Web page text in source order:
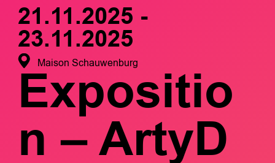
21.11.2025 -
23.11.2025
Maison Schauwenburg
Expositio
n – ArtyD